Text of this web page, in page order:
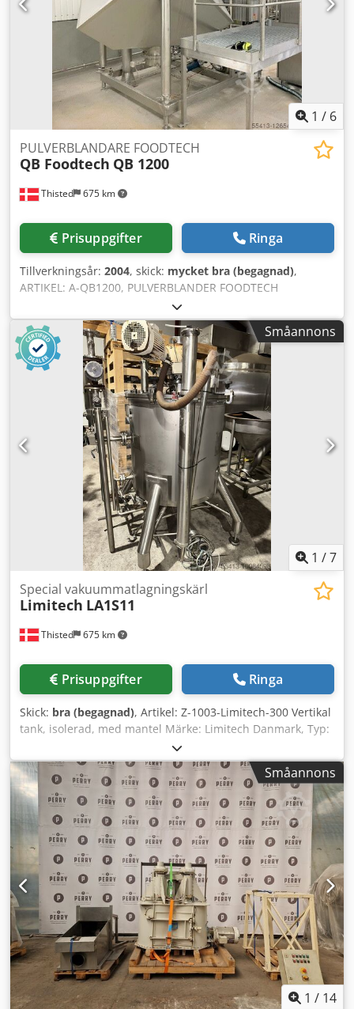
1 / 6
Thisted 675 km
PULVERBLANDARE FOODTECH
QB Foodtech QB 1200
Prisuppgifter Ringa
Tillverkningsår: 2004, skick: mycket bra (begagnad),
ARTIKEL: A-QB1200, PULVERBLANDER FOODTECH
Dissolverblandare PU133 Märke: QB Food Tech. Dcedpfx
Aopcg Haonzok Typ: QB 1200 Volym: 1 200 liter.
Dubbelmantlad för kylning/uppvärmning.
Blandaromrörare. Vågceller.
Småannons
1 /7
Thisted 675 km
Special vakuummatlagningskärl
Limitech LA1S11
Prisuppgifter Ringa
Skick: bra (begagnad), Artikel: Z-1003-Limitech-300 Vertikal
tank, isolerad, med mantel Märke: Limitech Danmark, Typ:
LA1S11 Kapacitet: 300 L Dcjdolx Ei Aepfx Anzok Isolerad,
med mantel Tank av rostfritt stål AISI 304 Omrörare
monterad upptill Specialkokkärl Motor: 3 kW, Manteltryck:
4 bar, Max. temp: 100°C
Småannons
1 / 14